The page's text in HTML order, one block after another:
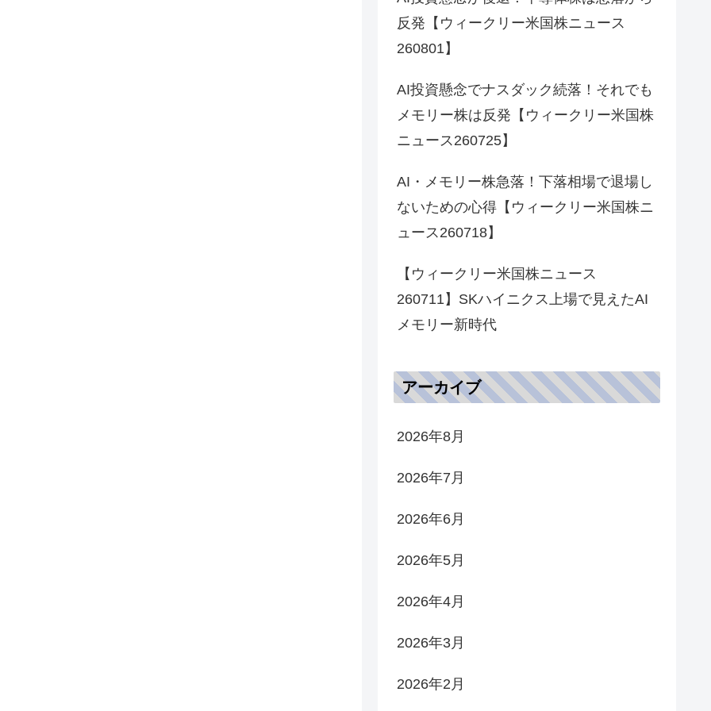
反発【ウィークリー米国株ニュース
260801】
AI投資懸念でナスダック続落！それでも
メモリー株は反発【ウィークリー米国株
ニュース260725】
AI・メモリー株急落！下落相場で退場し
ないための心得【ウィークリー米国株ニ
ュース260718】
【ウィークリー米国株ニュース
260711】SKハイニクス上場で見えたAI
メモリー新時代
アーカイブ
2026年8月
2026年7月
2026年6月
2026年5月
2026年4月
2026年3月
2026年2月